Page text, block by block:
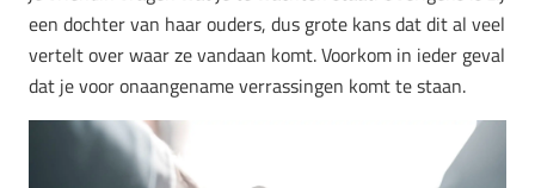
een dochter van haar ouders, dus grote kans dat dit al veel
vertelt over waar ze vandaan komt. Voorkom in ieder geval
dat je voor onaangename verrassingen komt te staan.